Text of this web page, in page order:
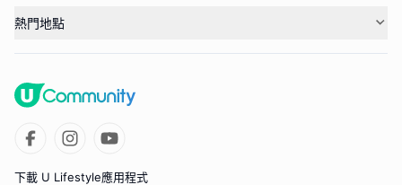
熱門地點
下載 U Lifestyle應用程式